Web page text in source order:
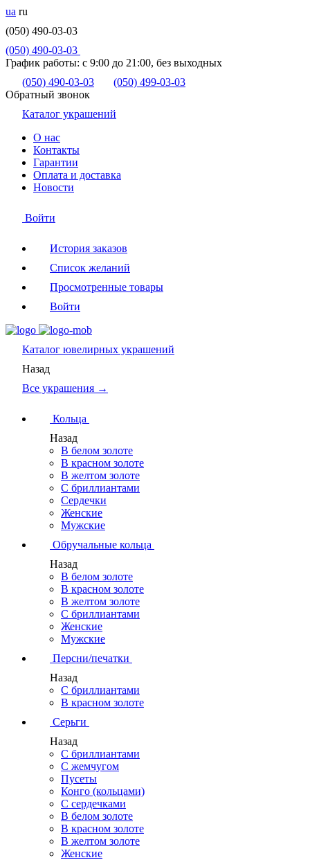
ua ru
(050) 490-03-03
(050) 490-03-03
График работы: с 9:00 до 21:00, без выходных
(050) 490-03-03
(050) 499-03-03
Обратный звонок
Каталог украшений
О нас
Контакты
Гарантии
Оплата и доставка
Новости
Войти
История заказов
Список желаний
Просмотренные товары
Войти
Каталог ювелирных украшений
Назад
Все украшения →
Кольца
Назад
В белом золоте
В красном золоте
В желтом золоте
С бриллиантами
Сердечки
Женские
Мужские
Обручальные кольца
Назад
В белом золоте
В красном золоте
В желтом золоте
С бриллиантами
Женские
Мужские
Персни/печатки
Назад
С бриллиантами
В красном золоте
Серьги
Назад
С бриллиантами
С жемчугом
Пусеты
Конго (кольцами)
С сердечками
В белом золоте
В красном золоте
В желтом золоте
Женские